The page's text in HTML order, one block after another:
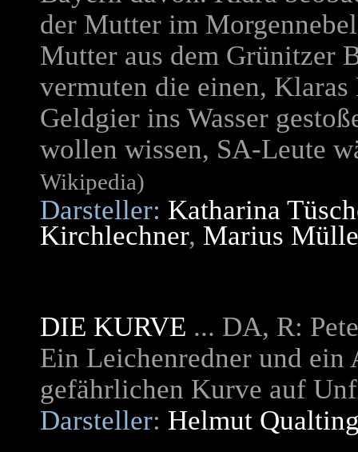
der Mutter im
Mutter aus dem Grünitzer
vermuten die einen,
Geldgier ins Wasser
wollen wissen, SA-Leute
Wikipedia)
Darsteller: Katharina
Kirchlechner, Marius
DIE KURVE ... DA, R:
Ein Leichenredner und ein
gefährlichen Kurve auf
Darsteller: Helmut